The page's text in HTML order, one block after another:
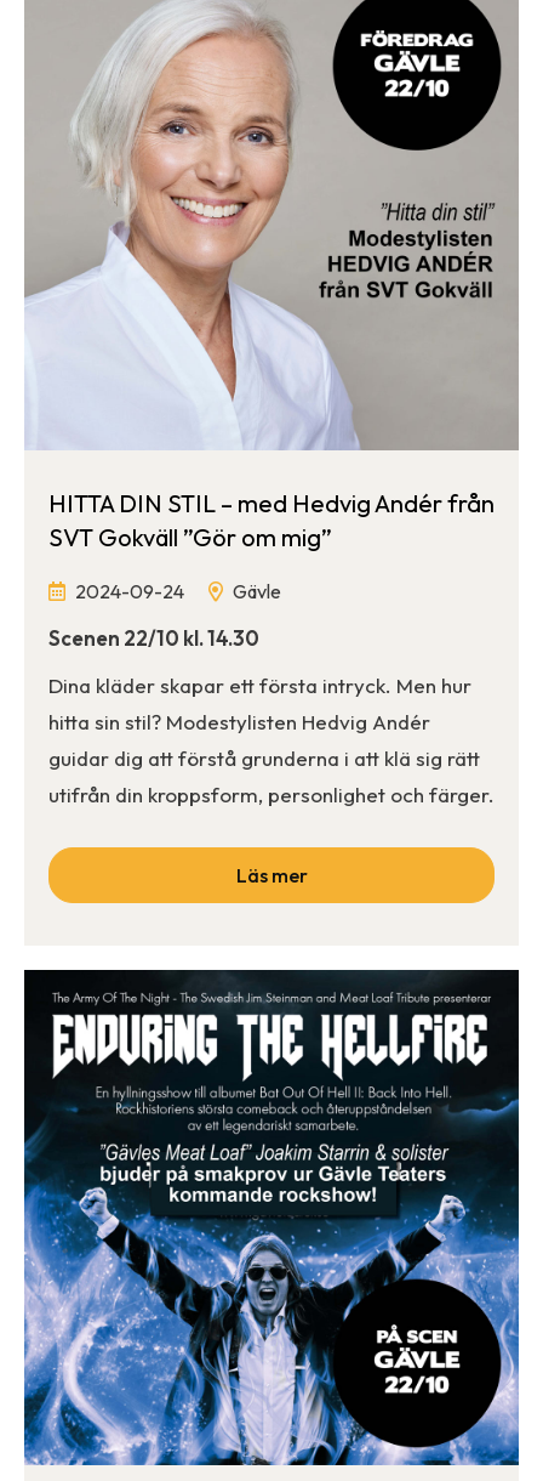
HITTA DIN STIL – med Hedvig Andér från
SVT Gokväll ”Gör om mig”
2024-09-24 Gävle
Scenen 22/10 kl. 14.30
Dina kläder skapar ett första intryck. Men hur
hitta sin stil? Modestylisten Hedvig Andér
guidar dig att förstå grunderna i att klä sig rätt
utifrån din kroppsform, personlighet och färger.
Läs mer